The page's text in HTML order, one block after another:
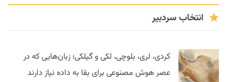
انتخاب سردبیر
کردی، لری، بلوچی، لکی و گیلکی؛ زبان‌هایی که در
عصر هوش مصنوعی برای بقا به داده نیاز دارند